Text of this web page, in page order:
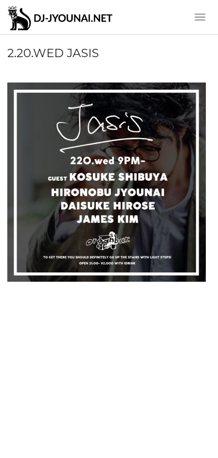
Toggle
2.20.WED JASIS